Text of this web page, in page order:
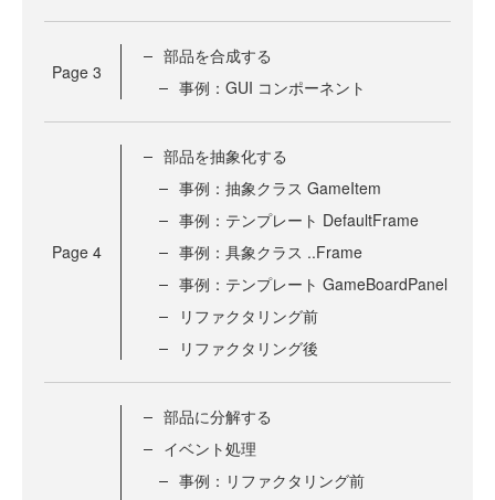
Page 3
部品を合成する
事例：GUI コンポーネント
Page 4
部品を抽象化する
事例：抽象クラス GameItem
事例：テンプレート DefaultFrame
事例：具象クラス ..Frame
事例：テンプレート GameBoardPanel
リファクタリング前
リファクタリング後
部品に分解する
イベント処理
事例：リファクタリング前